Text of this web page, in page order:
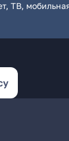
ТВ,